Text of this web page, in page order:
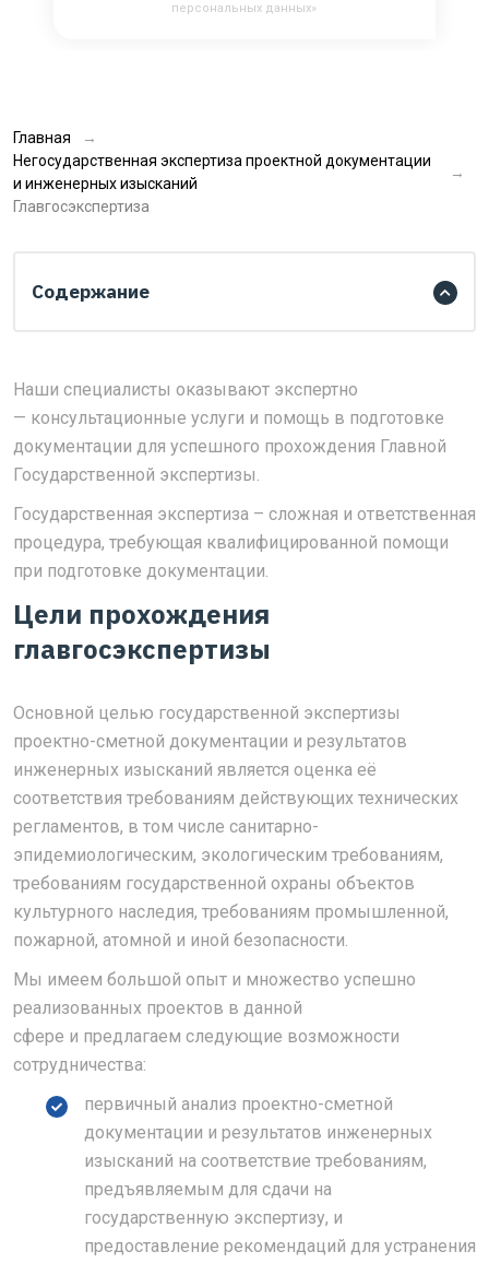
персональных данных»
Главная
Негосударственная экспертиза проектной документации
и инженерных изысканий
Главгосэкспертиза
Содержание
Наши специалисты оказывают экспертно
— консультационные услуги и помощь в подготовке
документации для успешного прохождения Главной
Государственной экспертизы.
Государственная экспертиза – сложная и ответственная
процедура, требующая квалифицированной помощи
при подготовке документации.
Цели прохождения
главгосэкспертизы
Основной целью государственной экспертизы
проектно-сметной документации и результатов
инженерных изысканий является оценка её
соответствия требованиям действующих технических
регламентов, в том числе санитарно-
эпидемиологическим, экологическим требованиям,
требованиям государственной охраны объектов
культурного наследия, требованиям промышленной,
пожарной, атомной и иной безопасности.
Мы имеем большой опыт и множество успешно
реализованных проектов в данной
сфере и предлагаем следующие возможности
сотрудничества:
первичный анализ проектно-сметной
документации и результатов инженерных
изысканий на соответствие требованиям,
предъявляемым для сдачи на
государственную экспертизу, и
предоставление рекомендаций для устранения